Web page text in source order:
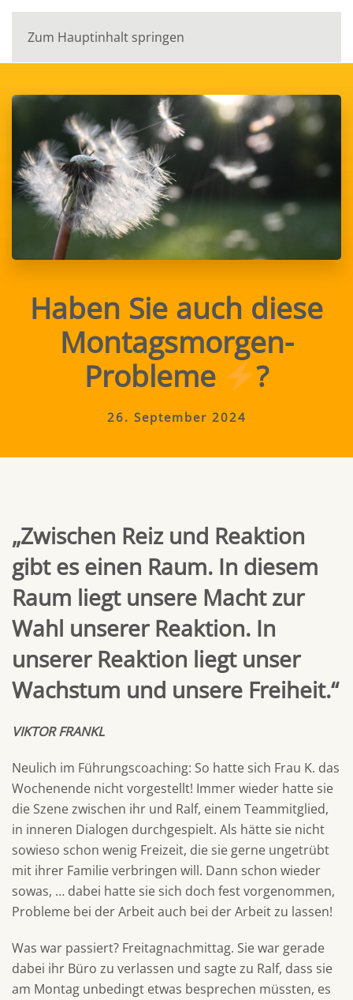
Zum Hauptinhalt springen
Haben Sie auch diese
Montagsmorgen-
Probleme
?
26. September 2024
„Zwischen Reiz und Reaktion
gibt es einen Raum. In diesem
Raum liegt unsere Macht zur
Wahl unserer Reaktion. In
unserer Reaktion liegt unser
Wachstum und unsere Freiheit.“
VIKTOR FRANKL
Neulich im Führungscoaching: So hatte sich Frau K. das
Wochenende nicht vorgestellt! Immer wieder hatte sie
die Szene zwischen ihr und Ralf, einem Teammitglied,
in inneren Dialogen durchgespielt. Als hätte sie nicht
sowieso schon wenig Freizeit, die sie gerne ungetrübt
mit ihrer Familie verbringen will. Dann schon wieder
sowas, … dabei hatte sie sich doch fest vorgenommen,
Probleme bei der Arbeit auch bei der Arbeit zu lassen!
Was war passiert? Freitagnachmittag. Sie war gerade
dabei ihr Büro zu verlassen und sagte zu Ralf, dass sie
am Montag unbedingt etwas besprechen müssten, es